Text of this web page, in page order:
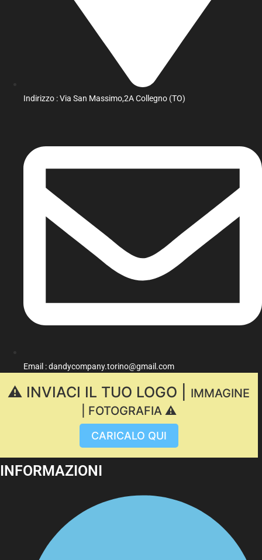
Indirizzo : Via San Massimo,2A Collegno (TO)
Email : dandycompany.torino@gmail.com
⚠️ INVIACI IL TUO LOGO |
IMMAGINE
| FOTOGRAFIA ⚠️
CARICALO QUI
INFORMAZIONI